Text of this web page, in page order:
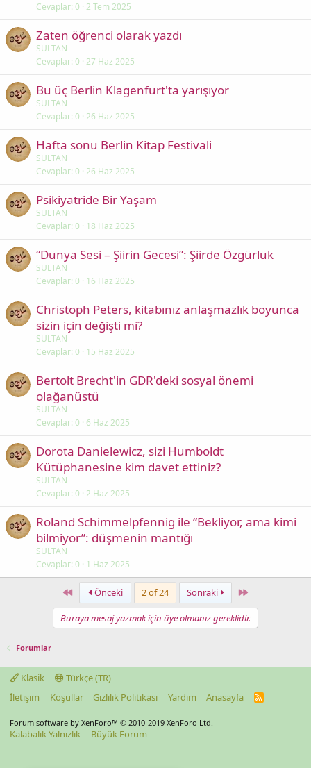
Cevaplar 0 2 Tem 2025
Zaten öğrenci olarak yazdı
SULTAN
Cevaplar 0 27 Haz 2025
Bu üç Berlin Klagenfurt'ta yarışıyor
SULTAN
Cevaplar 0 26 Haz 2025
Hafta sonu Berlin Kitap Festivali
SULTAN
Cevaplar 0 26 Haz 2025
Psikiyatride Bir Yaşam
SULTAN
Cevaplar 0 18 Haz 2025
“Dünya Sesi – Şiirin Gecesi”: Şiirde Özgürlük
SULTAN
Cevaplar 0 16 Haz 2025
Christoph Peters, kitabınız anlaşmazlık boyunca
sizin için değişti mi?
SULTAN
Cevaplar 0 15 Haz 2025
Bertolt Brecht'in GDR'deki sosyal önemi
olağanüstü
SULTAN
Cevaplar 0 6 Haz 2025
Dorota Danielewicz, sizi Humboldt
Kütüphanesine kim davet ettiniz?
SULTAN
Cevaplar 0 2 Haz 2025
Roland Schimmelpfennig ile “Bekliyor, ama kimi
bilmiyor”: düşmenin mantığı
SULTAN
Cevaplar 0 1 Haz 2025
First Önceki 2 of 24 Sonraki Last
Buraya mesaj yazmak için üye olmanız gereklidir.
Forumlar
Klasik
Türkçe (TR)
İletişim
Koşullar Gizlilik Politikası Yardım Anasayfa
R
Forum software by XenForo™ © 2010-2019 XenForo Ltd.
Kalabalık Yalnızlık Büyük Forum